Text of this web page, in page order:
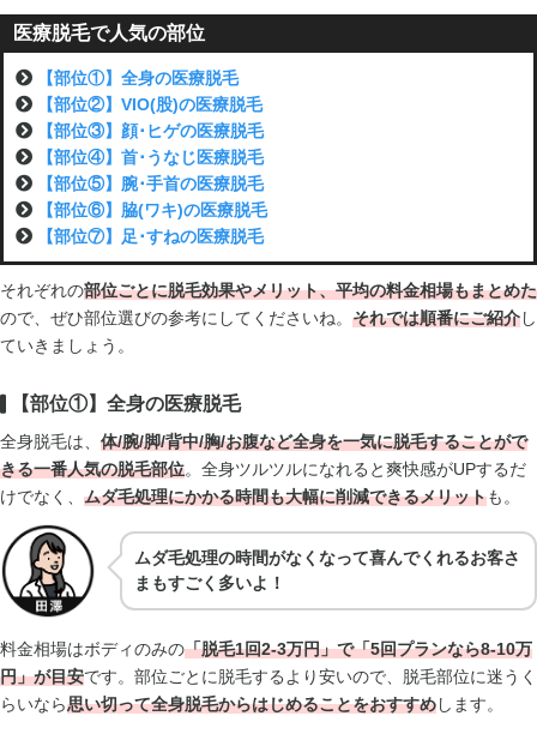
医療脱毛で人気の部位
【部位①】全身の医療脱毛
【部位②】VIO(股)の医療脱毛
【部位③】顔･ヒゲの医療脱毛
【部位④】首･うなじ医療脱毛
【部位⑤】腕･手首の医療脱毛
【部位⑥】脇(ワキ)の医療脱毛
【部位⑦】足･すねの医療脱毛
それぞれの部位ごとに脱毛効果やメリット、平均の料金相場もまとめた
ので、ぜひ部位選びの参考にしてくださいね。 それでは順番にご紹介し
ていきましょう。
【部位①】全身の医療脱毛
全身脱毛は、 体/腕/脚/背中/胸/お腹など全身を一気に脱毛することがで
きる一番人気の脱毛部位。全身ツルツルになれると爽快感がUPするだ
けでなく、 ムダ毛処理にかかる時間も大幅に削減できるメリットも。
ムダ毛処理の時間がなくなって喜んでくれるお客さ
まもすごく多いよ！
料金相場はボディのみの「脱毛1回2-3万円」で「5回プランなら8-10万
円」が目安です。部位ごとに脱毛するより安いので、脱毛部位に迷うく
らいなら思い切って全身脱毛からはじめることをおすすめします。